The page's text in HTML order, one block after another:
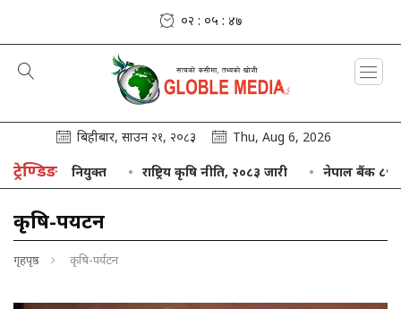
०२ : ०५ : ५०
बिहीबार, साउन २१, २०८३ Thu, Aug 6, 2026
ट्रेण्डिङकृषि नीति, २०८३ जारी नेपाल बैंक ८५ अर्बको तीनमहिने निक्षेप सङ्कलन
कृषि-पर्यटन
गृहपृष्ठ कृषि-पर्यटन